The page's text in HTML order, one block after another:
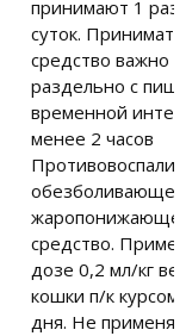
принимают 1 раз
суток. Принимать
средство важно
раздельно с
временной
менее 2 часов
средство.
дозе 0,2 мл/кг
кошки п/к курсом
дня. Не